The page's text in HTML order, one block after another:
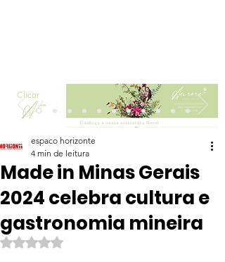
Clicar
Made in Minas Gerais
2024 celebra cultura e
gastronomia mineira
espaco horizonte
4 min de leitura
Avaliado com NaN de 5 estrelas.